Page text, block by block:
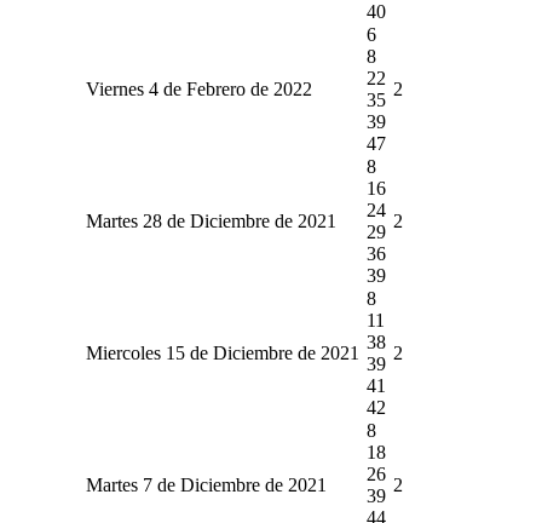
40
Viernes 4 de Febrero de 2022
6
8
22
35
39
47
2
Martes 28 de Diciembre de 2021
8
16
24
29
36
39
2
Miercoles 15 de Diciembre de 2021
8
11
38
39
41
42
2
Martes 7 de Diciembre de 2021
8
18
26
39
44
2